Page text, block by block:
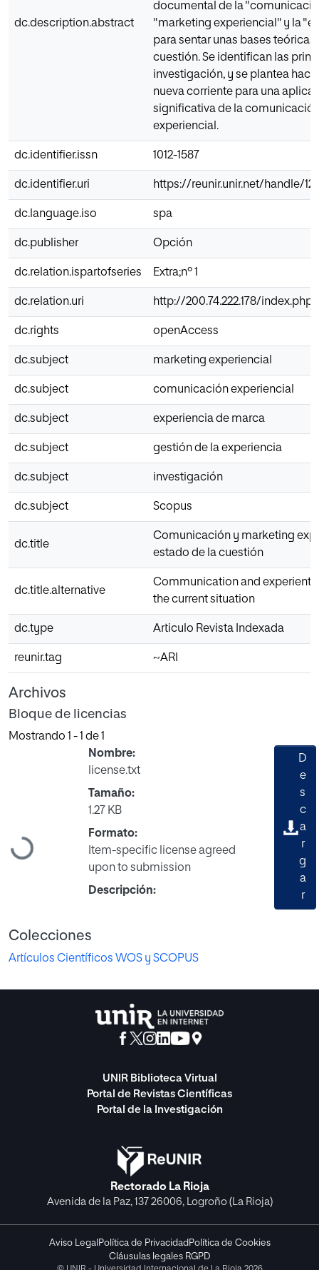
dc.description.abstract
documental de la
"marketing experiencial" y la
para sentar unas bases
cuestión. Se identifican las
investigación, y se plantea
nueva corriente para una
significativa de la
experiencial.
dc.identifier.issn 1012-1587
dc.identifier.uri https://reunir.unir.net/handle/
dc.language.iso spa
dc.publisher Opción
dc.relation.ispartofseries Extra;nº 1
dc.relation.uri http://200.74.222.178/
dc.rights openAccess
dc.subject marketing experiencial
dc.subject comunicación experiencial
dc.subject experiencia de marca
dc.subject gestión de la experiencia
dc.subject investigación
dc.subject Scopus
dc.title
Comunicación y marketing
estado de la cuestión
dc.title.alternative
Communication and
the current situation
dc.type Articulo Revista Indexada
reunir.tag ~ARI
Archivos
Bloque de licencias
Mostrando 1 - 1 de 1
Cargando...
Nombre:
license.txt
Tamaño:
1.27 KB
Formato:
Item-specific license agreed
upon to submission
Descripción:
D
e
s
c
a
r
g
a
r
Colecciones
Artículos Científicos WOS y SCOPUS
UNIR Biblioteca Virtual
Portal de Revistas Científicas
Portal de la Investigación
Rectorado La Rioja
Avenida de la Paz, 137 26006, Logroño (La Rioja)
Aviso Legal Política de Privacidad Política de Cookies
Cláusulas legales RGPD